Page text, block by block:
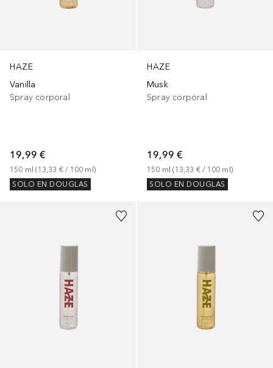
HAZE
Vanilla
Spray corporal
19,99 €
150 ml (13,33 € / 100 ml )
SOLO EN DOUGLAS
HAZE
Musk
Spray corporal
19,99 €
150 ml (13,33 € / 100 ml )
SOLO EN DOUGLAS